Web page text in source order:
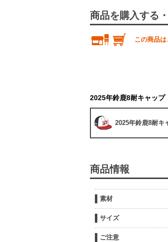
商品を購入する
この商品は
2025年鈴鹿8耐キャップ
2025年鈴鹿8耐キ
商品情報
素材
サイズ
ご注意